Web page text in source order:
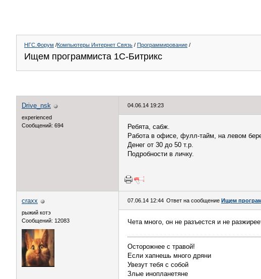
НГС.Форум /Компьютеры Интернет Связь / Программирование /
Ищем программиста 1С-Битрикс
Drive_nsk
experienced
Сообщений: 694
04.06.14 19:23
Ребята, сабж.
Работа в офисе, фулл-тайм, на левом
Денег от 30 до 50 т.р.
Подробности в личку.
craxx
рыжий котэ
Сообщений: 12083
07.06.14 12:44 Ответ на сообщение Ищем
Чета много, он не разъестся и не
Осторожнее с травой!
Если хапнешь много дряни
Увезут тебя с собой
Злые инопланетяне